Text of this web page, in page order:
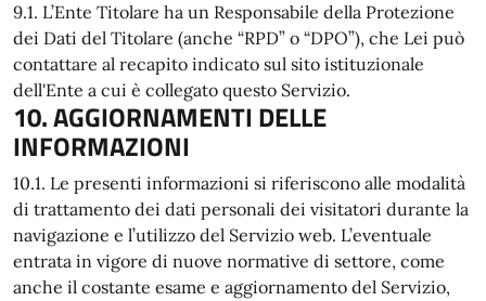
9.1. L’Ente Titolare ha un Responsabile della Protezione
dei Dati del Titolare (anche “RPD” o “DPO”), che Lei può
contattare al recapito indicato sul sito istituzionale
dell'Ente a cui è collegato questo Servizio.
10. AGGIORNAMENTI DELLE
INFORMAZIONI
10.1. Le presenti informazioni si riferiscono alle modalità
di trattamento dei dati personali dei visitatori durante la
navigazione e l’utilizzo del Servizio web. L’eventuale
entrata in vigore di nuove normative di settore, come
anche il costante esame e aggiornamento del Servizio,